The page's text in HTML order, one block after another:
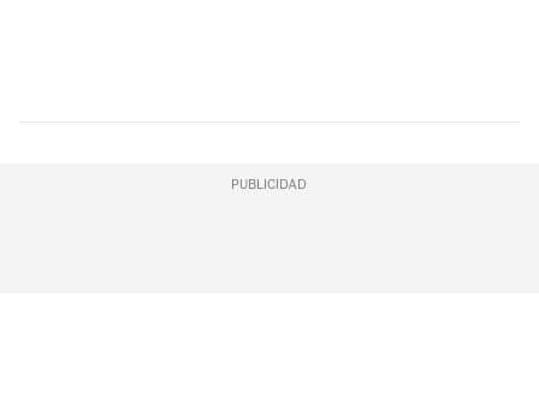
PUBLICIDAD